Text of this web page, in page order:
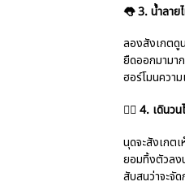
👅 3. น้ำลา
ลองสังเกตดู
ยืดออกมามา
ฮอร์โมนควา
🚶‍♂️ 4. เดินว
นุดจะสังเกต
ยอมทิ้งตัวลง
สับสนว่าจะจั